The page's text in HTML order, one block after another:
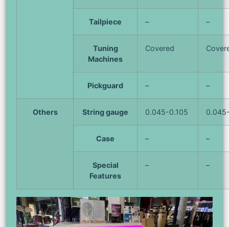
Tailpiece – –
Tuning
Machines
Covered
Pickguard – –
Others String gauge 0.045-0.105
Case – –
Special
Features
– –